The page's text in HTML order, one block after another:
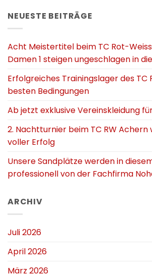
NEUESTE BEITRÄGE
Acht Meistertitel beim TC Rot-
Damen 1 steigen ungeschlagen in
Erfolgreiches Trainingslager des TC
besten Bedingungen
Ab jetzt exklusive Vereinskleidung
2. Nachtturnier beim TC RW
voller Erfolg
Unsere Sandplätze werden in
professionell von der Fachfirma
ARCHIV
Juli 2026
April 2026
März 2026